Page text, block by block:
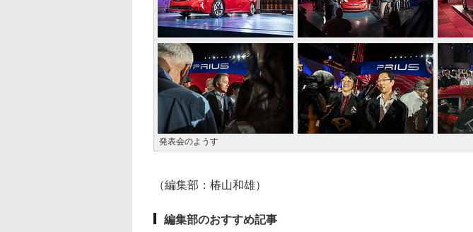
発表会のようす
（編集部：椿山和雄）
編集部のおすすめ記事